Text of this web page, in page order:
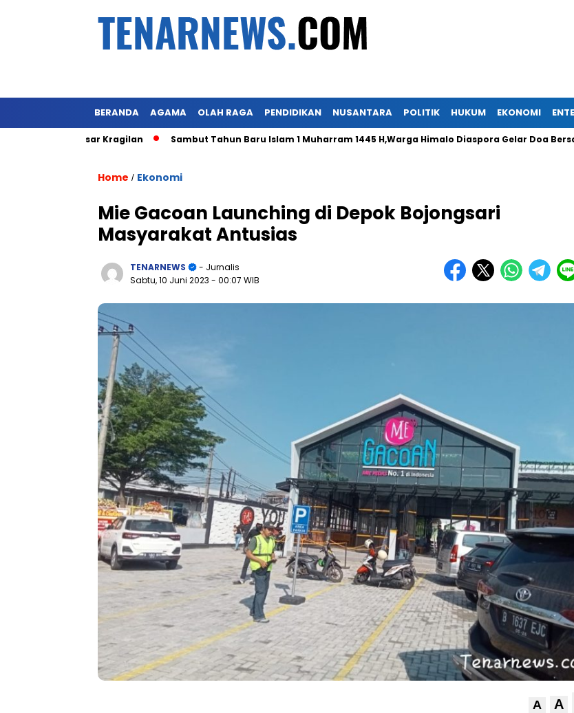
BERANDA AGAMA OLAH RAGA PENDIDIKAN NUSANTARA POLITIK HUKUM EKONOMI
Eks Pasar Kragilan Sambut Tahun Baru Islam 1 Muharram 1445 H,Warga Himalo Diaspora Gelar Doa Bersama
Home / Ekonomi
Mie Gacoan Launching di Depok Bojongsari
Masyarakat Antusias
TENARNEWS
- Jurnalis
Sabtu, 10 Juni 2023 - 00:07 WIB
A A